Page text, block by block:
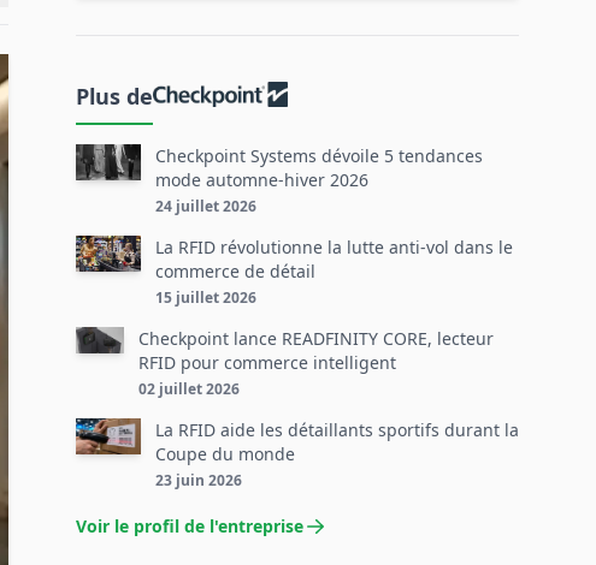
Plus de
Checkpoint Systems dévoile 5 tendances
mode automne-hiver 2026
24 juillet 2026
La RFID révolutionne la lutte anti-vol dans le
commerce de détail
15 juillet 2026
Checkpoint lance READFINITY CORE, lecteur
RFID pour commerce intelligent
02 juillet 2026
La RFID aide les détaillants sportifs durant la
Coupe du monde
23 juin 2026
Voir le profil de l'entreprise